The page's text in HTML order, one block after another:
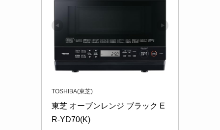
TOSHIBA(東芝)
東芝 オーブンレンジ ブラック E
R-YD70(K)